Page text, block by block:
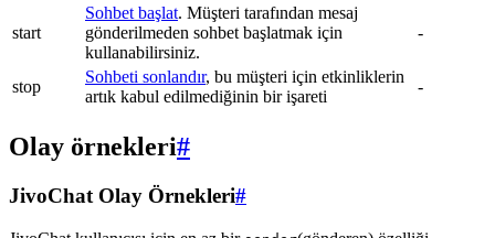
start
Sohbet başlat. Müşteri tarafından mesaj
gönderilmeden sohbet başlatmak için
kullanabilirsiniz.
-
stop
Sohbeti sonlandır, bu müşteri için etkinliklerin
artık kabul edilmediğinin bir işareti
-
Olay örnekleri#
JivoChat Olay Örnekleri#